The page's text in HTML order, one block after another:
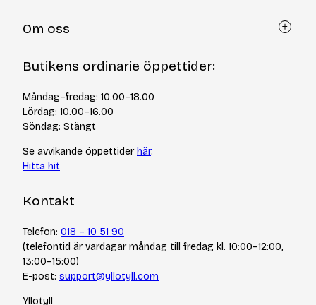
Återköp via formulär
Frågor och svar
Integritetspolicy
Om oss
Kurser & events
Tips & tekniker
Varumärken
Jobba hos oss
Butikens ordinarie öppettider:
Måndag–fredag: 10.00–18.00
Lördag: 10.00–16.00
Söndag: Stängt
Se avvikande öppettider här.
Hitta hit
Kontakt
Telefon: 018 – 10 51 90
(telefontid är vardagar måndag till fredag kl. 10:00–12:00,
13:00–15:00)
E-post: support@yllotyll.com
Yllotyll